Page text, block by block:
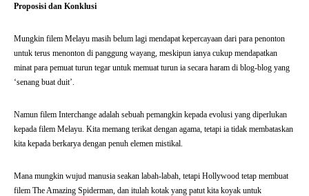
Proposisi dan Konklusi
Mungkin filem Melayu masih belum lagi mendapat kepercayaan dari para penonton
untuk terus menonton di panggung wayang, meskipun ianya cukup mendapatkan
minat para pemuat turun tegar untuk memuat turun ia secara haram di blog-blog yang
‘senang buat duit’.
Namun filem Interchange adalah sebuah pemangkin kepada evolusi yang diperlukan
kepada filem Melayu. Kita memang terikat dengan agama, tetapi ia tidak membataskan
kita kepada berkarya dengan penuh elemen mistikal.
Mana mungkin wujud manusia seakan labah-labah, tetapi Hollywood tetap membuat
filem The Amazing Spiderman, dan itulah kotak yang patut kita koyak untuk